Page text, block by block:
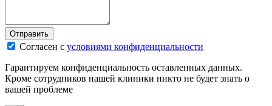
Отправить
Согласен с условиями конфиденциальности
Гарантируем конфиденциальность оставленных данных.
Кроме сотрудников нашей клиники никто не будет знать о
вашей проблеме